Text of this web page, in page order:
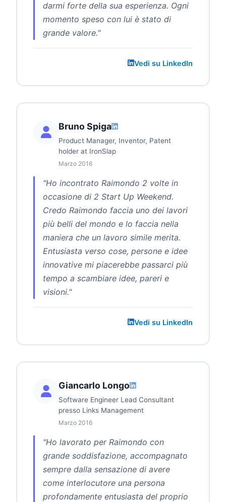
darmi forte della sua esperienza. Ogni
momento speso con lui è stato di
grande valore."
Vedi su LinkedIn
Bruno Spiga
Product Manager, Inventor, Patent
holder at IronSlap
Marzo 2016
"Ho incontrato Raimondo 2 volte in
occasione di 2 Start Up Weekend.
Credo Raimondo faccia uno dei lavori
più belli del mondo e lo faccia nella
maniera che un lavoro simile merita.
Entusiasta verso cose, persone e idee
innovative mi piacerebbe passarci più
tempo a scambiare idee, pareri e
visioni."
Vedi su LinkedIn
Giancarlo Longo
Software Engineer Lead Consultant
presso Links Management
Marzo 2016
"Ho lavorato per Raimondo con
grande soddisfazione, accompagnato
sempre dalla sensazione di avere
come interlocutore una persona
profondamente entusiasta del proprio